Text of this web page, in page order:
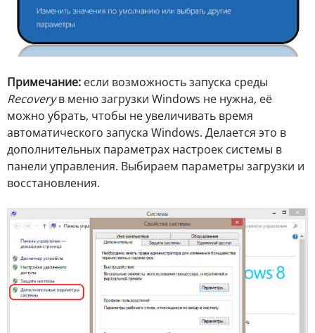
Примечание: если возможность запуска среды
Recoveryв меню загрузки Windows не нужна, её
можно убрать, чтобы не увеличивать время
автоматического запуска Windows. Делается это в
дополнительных параметрах настроек системы в
панели управления. Выбираем параметры загрузки и
восстановления.